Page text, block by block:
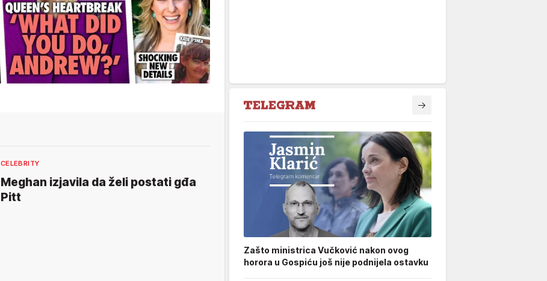
CELEBRITY
Meghan izjavila da želi postati gđa
Pitt
Zašto ministrica Vučković nakon ovog
horora u Gospiću još nije podnijela ostavku